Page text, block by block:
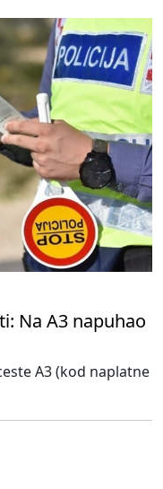
Na A3 napuhao
A3 (kod naplatne